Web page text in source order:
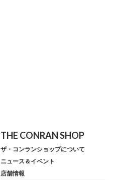
THE CONRAN SHOP
ザ・コンランショップについて
ニュース＆イベント
店舗情報